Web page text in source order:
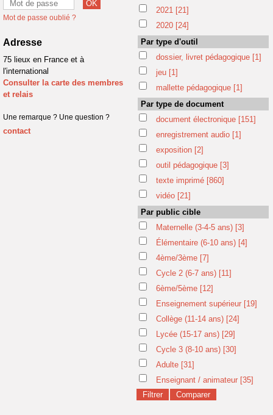
Mot de passe oublié ?
Adresse
75 lieux en France et à
l'international
Consulter la carte des membres
et relais
Une remarque ? Une question ?
contact
2021 [21]
2020 [24]
Par type d'outil
dossier, livret pédagogique [1]
jeu [1]
mallette pédagogique [1]
Par type de document
document électronique [151]
enregistrement audio [1]
exposition [2]
outil pédagogique [3]
texte imprimé [860]
vidéo [21]
Par public cible
Maternelle (3-4-5 ans) [3]
Élémentaire (6-10 ans) [4]
4ème/3ème [7]
Cycle 2 (6-7 ans) [11]
6ème/5ème [12]
Enseignement supérieur [19]
Collège (11-14 ans) [24]
Lycée (15-17 ans) [29]
Cycle 3 (8-10 ans) [30]
Adulte [31]
Enseignant / animateur [35]